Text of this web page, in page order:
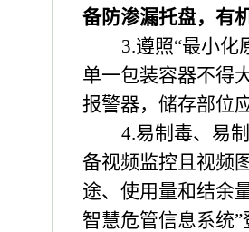
备防渗漏托盘，有
3.遵照“最小化
单一包装容器不得
报警器，储存部位
4.易制毒、易
备视频监控且视频
途、使用量和结余
智慧危管信息系统